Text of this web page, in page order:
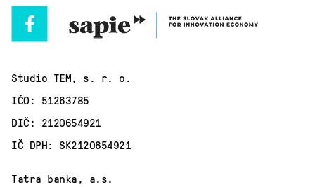
Studio TEM, s. r. o.
IČO: 51263785
DIČ: 2120654921
IČ DPH: SK2120654921
Tatra banka, a.s.